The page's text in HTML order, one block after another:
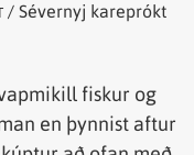
/ Sévernyj kareprókt
fiskur og
en þynnist aftur